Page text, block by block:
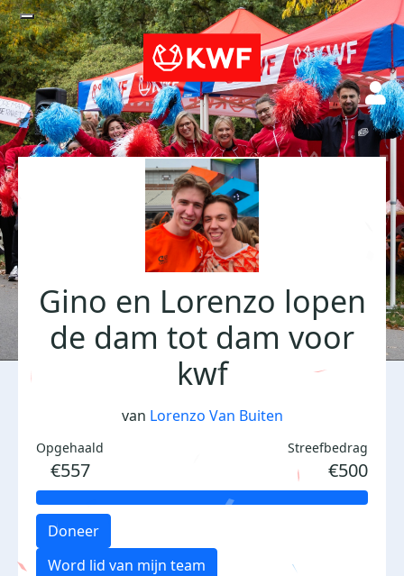
Gino en Lorenzo lopen
de dam tot dam voor
kwf
van Lorenzo Van Buiten
Opgehaald
€557
Streefbedrag
€500
Doneer
Word lid van mijn team